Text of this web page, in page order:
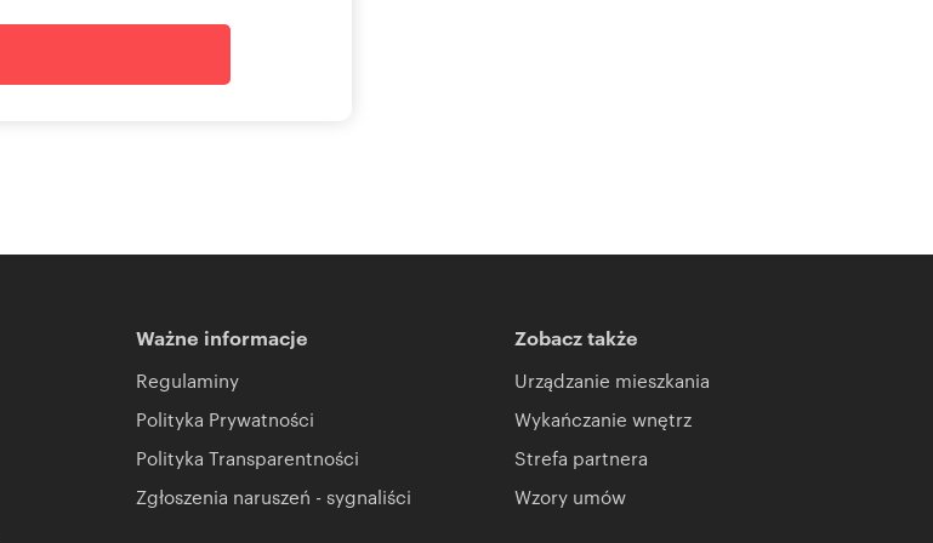
Ważne informacje
Regulaminy
Polityka Prywatności
Polityka Transparentności
Zgłoszenia naruszeń - sygnaliści
Zobacz także
Urządzanie mieszkania
Wykańczanie wnętrz
Strefa partnera
Wzory umów